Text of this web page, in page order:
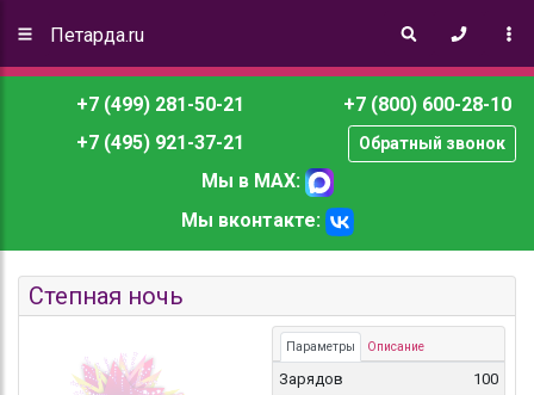
Петарда.ru
+7 (499) 281-50-21
+7 (495) 921-37-21
+7 (800) 600-28-10
Обратный звонок
Мы в MAX:
Мы вконтакте:
Степная ночь
Параметры Описание
Зарядов
100